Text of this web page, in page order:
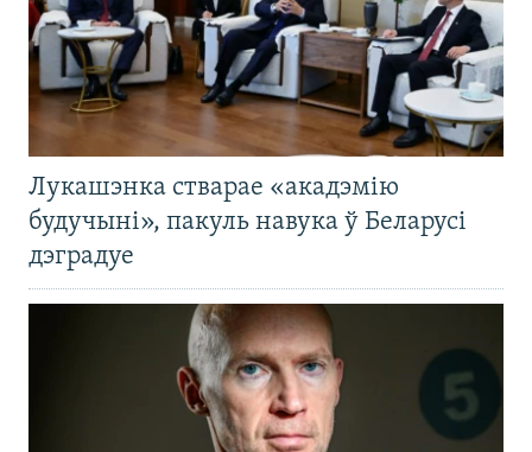
Лукашэнка стварае «акадэмію
будучыні», пакуль навука ў Беларусі
дэградуе